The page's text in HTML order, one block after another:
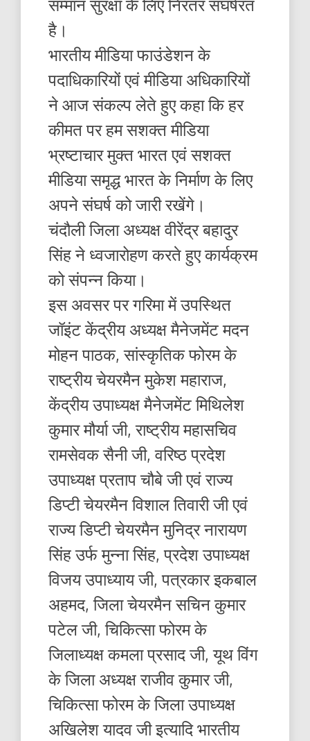
सम्मान सुरक्षा के लिए निरंतर संघर्षरत
है।
भारतीय मीडिया फाउंडेशन के
पदाधिकारियों एवं मीडिया अधिकारियों
ने आज संकल्प लेते हुए कहा कि हर
कीमत पर हम सशक्त मीडिया
भ्रष्टाचार मुक्त भारत एवं सशक्त
मीडिया समृद्ध भारत के निर्माण के लिए
अपने संघर्ष को जारी रखेंगे।
चंदौली जिला अध्यक्ष वीरेंद्र बहादुर
सिंह ने ध्वजारोहण करते हुए कार्यक्रम
को संपन्न किया।
इस अवसर पर गरिमा में उपस्थित
जॉइंट केंद्रीय अध्यक्ष मैनेजमेंट मदन
मोहन पाठक, सांस्कृतिक फोरम के
राष्ट्रीय चेयरमैन मुकेश महाराज,
केंद्रीय उपाध्यक्ष मैनेजमेंट मिथिलेश
कुमार मौर्या जी, राष्ट्रीय महासचिव
रामसेवक सैनी जी, वरिष्ठ प्रदेश
उपाध्यक्ष प्रताप चौबे जी एवं राज्य
डिप्टी चेयरमैन विशाल तिवारी जी एवं
राज्य डिप्टी चेयरमैन मुनिद्र नारायण
सिंह उर्फ मुन्ना सिंह, प्रदेश उपाध्यक्ष
विजय उपाध्याय जी, पत्रकार इकबाल
अहमद, जिला चेयरमैन सचिन कुमार
पटेल जी, चिकित्सा फोरम के
जिलाध्यक्ष कमला प्रसाद जी, यूथ विंग
के जिला अध्यक्ष राजीव कुमार जी,
चिकित्सा फोरम के जिला उपाध्यक्ष
अखिलेश यादव जी इत्यादि भारतीय